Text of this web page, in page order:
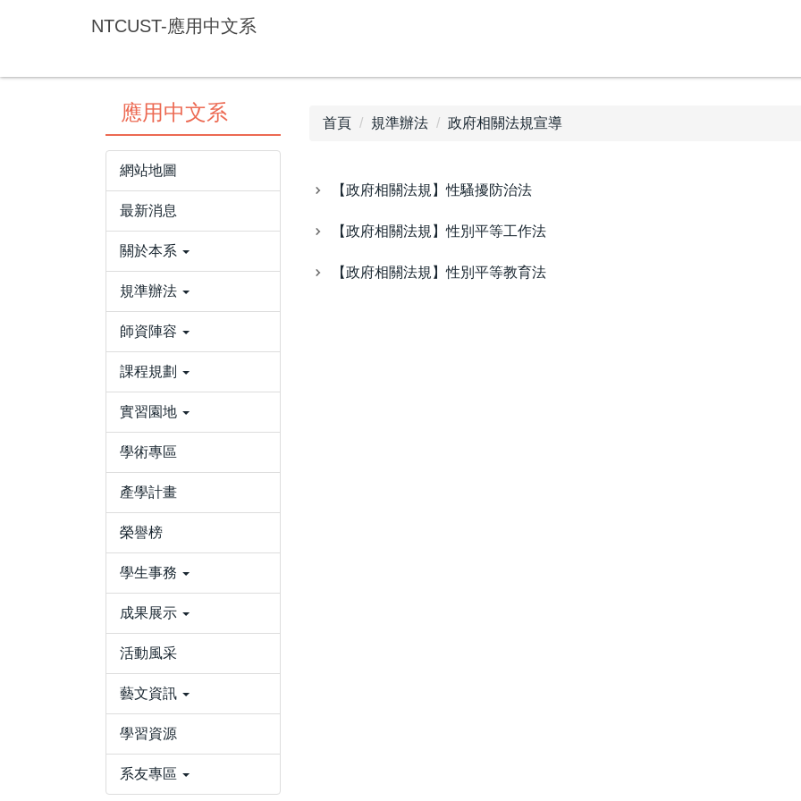
要
NTCUST-應用中文系
應用中文系
網站地圖
最新消息
關於本系
規準辦法
師資陣容
課程規劃
實習園地
學術專區
產學計畫
榮譽榜
學生事務
成果展示
活動風采
藝文資訊
學習資源
系友專區
首頁 規準辦法 政府相關法規宣導
【政府相關法規】性騷擾防治法
【政府相關法規】性別平等工作法
【政府相關法規】性別平等教育法